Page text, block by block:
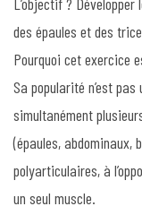
des épaules et des
Pourquoi cet exercice
Sa popularité n’est
simultanément
(épaules, abdominaux,
polyarticulaires, à
un seul muscle.